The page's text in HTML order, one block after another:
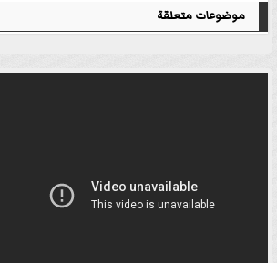
موضوعات متعلقة